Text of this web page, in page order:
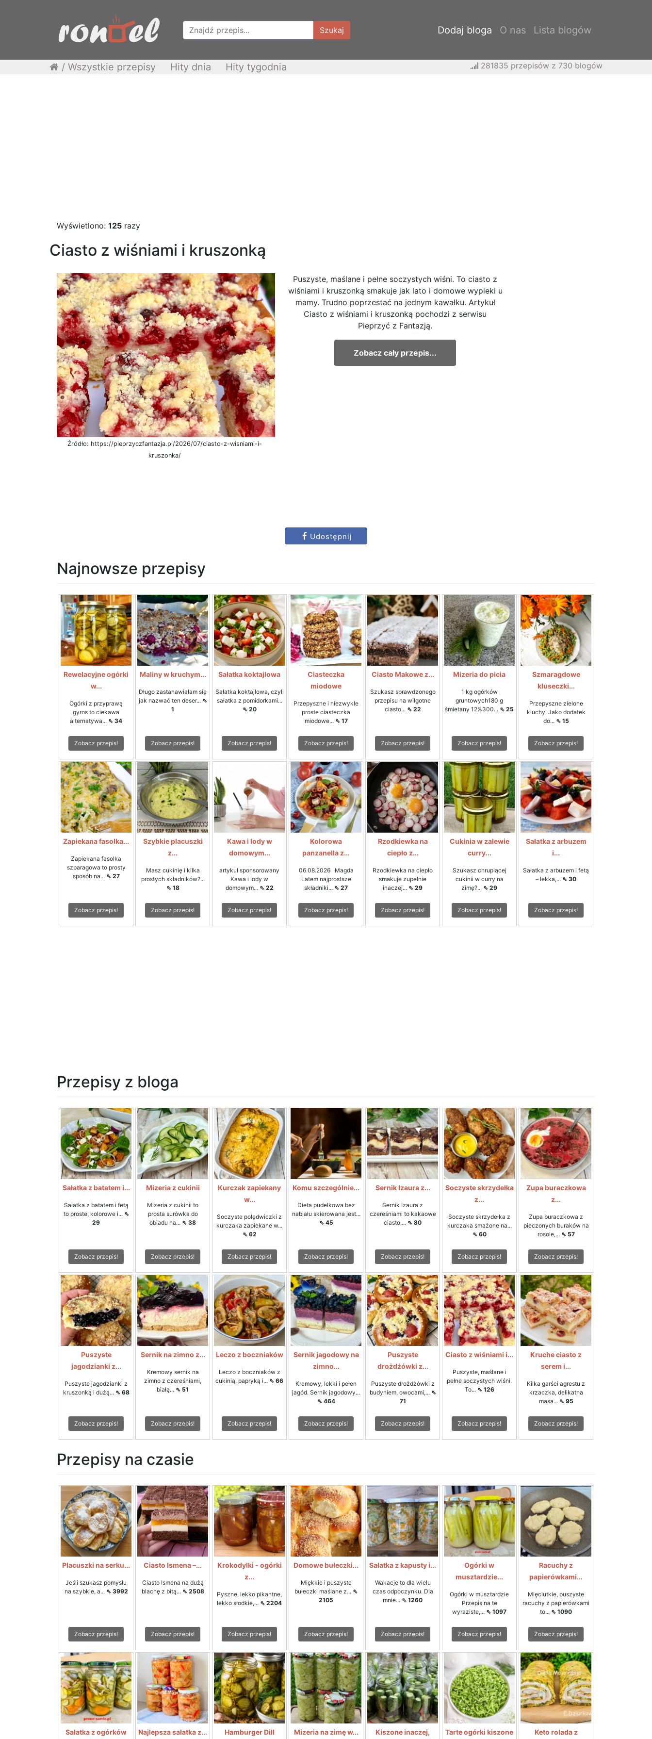
Szukaj Dodaj bloga O nas Lista blogów
/ Wszystkie przepisy Hity dnia Hity tygodnia 281835 przepisów z 730 blogów
Wyświetlono: 125 razy
Ciasto z wiśniami i kruszonką
Źródło: https://pieprzyczfantazja.pl/2026/07/ciasto-z-wisniami-i-
kruszonka/
Puszyste, maślane i pełne soczystych wiśni. To ciasto z
wiśniami i kruszonką smakuje jak lato i domowe wypieki u
mamy. Trudno poprzestać na jednym kawałku. Artykuł
Ciasto z wiśniami i kruszonką pochodzi z serwisu
Pieprzyć z Fantazją.
Zobacz cały przepis...
Udostępnij
Najnowsze przepisy
Rewelacyjne ogórki
w...
Ogórki z przyprawą
gyros to ciekawa
alternatywa... ⇖ 34
Zobacz przepis!
Maliny w kruchym...
Długo zastanawiałam się
jak nazwać ten deser... ⇖
1
Zobacz przepis!
Sałatka koktajlowa
Sałatka koktajlowa, czyli
sałatka z pomidorkami...
⇖ 20
Zobacz przepis!
Ciasteczka
miodowe
Przepyszne i niezwykle
proste ciasteczka
miodowe... ⇖ 17
Zobacz przepis!
Ciasto Makowe z...
Szukasz sprawdzonego
przepisu na wilgotne
ciasto... ⇖ 22
Zobacz przepis!
Mizeria do picia
1 kg ogórków
gruntowych180 g
śmietany 12%300... ⇖ 25
Zobacz przepis!
Szmaragdowe
kluseczki...
Przepyszne zielone
kluchy. Jako dodatek
do... ⇖ 15
Zobacz przepis!
Zapiekana fasolka...
Zapiekana fasolka
szparagowa to prosty
sposób na... ⇖ 27
Zobacz przepis!
Szybkie placuszki
z...
Masz cukinię i kilka
prostych składników?...
⇖ 18
Zobacz przepis!
Kawa i lody w
domowym...
artykuł sponsorowany
Kawa i lody w
domowym... ⇖ 22
Zobacz przepis!
Kolorowa
panzanella z...
06.08.2026 Magda
Latem najprostsze
składniki... ⇖ 27
Zobacz przepis!
Rzodkiewka na
ciepło z...
Rzodkiewka na ciepło
smakuje zupełnie
inaczej... ⇖ 29
Zobacz przepis!
Cukinia w zalewie
curry...
Szukasz chrupiącej
cukinii w curry na
zimę?... ⇖ 29
Zobacz przepis!
Sałatka z arbuzem
i...
Sałatka z arbuzem i fetą
– lekka,... ⇖ 30
Zobacz przepis!
Przepisy z bloga
Sałatka z batatem i...
Sałatka z batatem i fetą
to proste, kolorowe i... ⇖
29
Zobacz przepis!
Mizeria z cukinii
Mizeria z cukinii to
prosta surówka do
obiadu na... ⇖ 38
Zobacz przepis!
Kurczak zapiekany
w...
Soczyste polędwiczki z
kurczaka zapiekane w...
⇖ 62
Zobacz przepis!
Komu szczególnie...
Dieta pudełkowa bez
nabiału skierowana jest...
⇖ 45
Zobacz przepis!
Sernik Izaura z...
Sernik Izaura z
czereśniami to kakaowe
ciasto,... ⇖ 80
Zobacz przepis!
Soczyste skrzydełka
z...
Soczyste skrzydełka z
kurczaka smażone na...
⇖ 60
Zobacz przepis!
Zupa buraczkowa
z...
Zupa buraczkowa z
pieczonych buraków na
rosole,... ⇖ 57
Zobacz przepis!
Puszyste
jagodzianki z...
Puszyste jagodzianki z
kruszonką i dużą... ⇖ 68
Zobacz przepis!
Sernik na zimno z...
Kremowy sernik na
zimno z czereśniami,
białą... ⇖ 51
Zobacz przepis!
Leczo z boczniaków
Leczo z boczniaków z
cukinią, papryką i... ⇖ 66
Zobacz przepis!
Sernik jagodowy na
zimno...
Kremowy, lekki i pełen
jagód. Sernik jagodowy...
⇖ 464
Zobacz przepis!
Puszyste
drożdżówki z...
Puszyste drożdżówki z
budyniem, owocami,... ⇖
71
Zobacz przepis!
Ciasto z wiśniami i...
Puszyste, maślane i
pełne soczystych wiśni.
To... ⇖ 126
Zobacz przepis!
Kruche ciasto z
serem i...
Kilka garści agrestu z
krzaczka, delikatna
masa... ⇖ 95
Zobacz przepis!
Przepisy na czasie
Placuszki na serku...
Jeśli szukasz pomysłu
na szybkie, a... ⇖ 3992
Zobacz przepis!
Ciasto Ismena –...
Ciasto Ismena na dużą
blachę z bitą... ⇖ 2508
Zobacz przepis!
Krokodylki - ogórki
z...
Pyszne, lekko pikantne,
lekko słodkie,... ⇖ 2204
Zobacz przepis!
Domowe bułeczki...
Miękkie i puszyste
bułeczki maślane z... ⇖
2105
Zobacz przepis!
Sałatka z kapusty i...
Wakacje to dla wielu
czas odpoczynku. Dla
mnie... ⇖ 1260
Zobacz przepis!
Ogórki w
musztardzie...
Ogórki w musztardzie
Przepis na te
wyraziste,... ⇖ 1097
Zobacz przepis!
Racuchy z
papierówkami...
Mięciutkie, puszyste
racuchy z papierówkami
to... ⇖ 1090
Zobacz przepis!
Sałatka z ogórków Najlepsza sałatka z... Hamburger Dill Mizeria na zimę w... Kiszone inaczej, Tarte ogórki kiszone Keto rolada z